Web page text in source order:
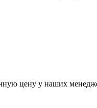
цену у наших